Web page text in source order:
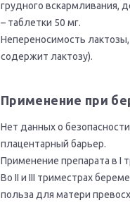
грудного вскармливания,
– таблетки 50 мг.
Непереносимость
содержит лактозу).
Применение при
Нет данных о
плацентарный барьер.
Применение препарата в I
Во II и III триместрах
польза для матери